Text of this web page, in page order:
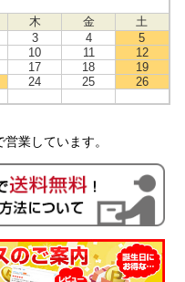
木 金
土
3 4
5
10 11
12
17 18
19
24 25
26
業しています。